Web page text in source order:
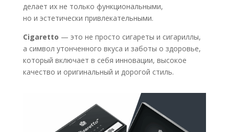
делает их не только функциональными,
но и эстетически привлекательными.
Cigaretto — это не просто сигареты и сигариллы,
а символ утонченного вкуса и заботы о здоровье,
который включает в себя инновации, высокое
качество и оригинальный и дорогой стиль.